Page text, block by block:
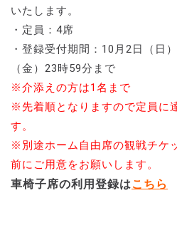
いたします。
・定員：4席
・登録受付期間：10月2日（日
（金）23時59分まで
※介添えの方は1名まで
※先着順となりますので定員に
す。
※別途ホーム自由席の観戦チケ
前にご用意をお願いします。
車椅子席の利用登録はこちら